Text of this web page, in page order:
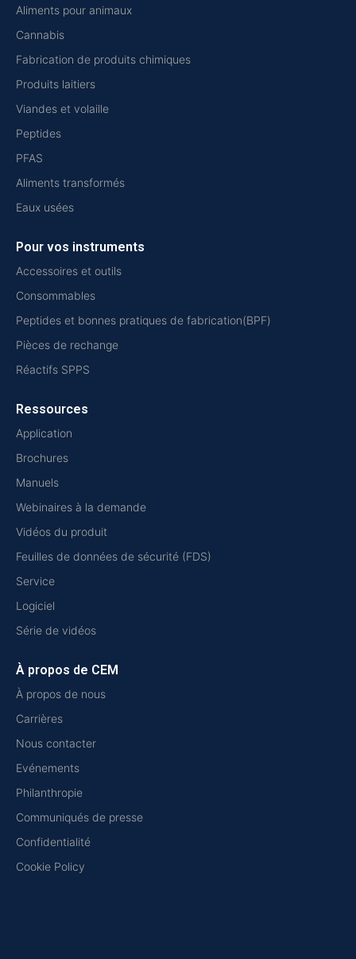
Aliments pour animaux
Cannabis
Fabrication de produits chimiques
Produits laitiers
Viandes et volaille
Peptides
PFAS
Aliments transformés
Eaux usées
Pour vos instruments
Accessoires et outils
Consommables
Peptides et bonnes pratiques de fabrication(BPF)
Pièces de rechange
Réactifs SPPS
Ressources
Application
Brochures
Manuels
Webinaires à la demande
Vidéos du produit
Feuilles de données de sécurité (FDS)
Service
Logiciel
Série de vidéos
À propos de CEM
À propos de nous
Carrières
Nous contacter
Evénements
Philanthropie
Communiqués de presse
Confidentialité
Cookie Policy